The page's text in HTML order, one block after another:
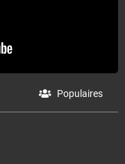
Populaires